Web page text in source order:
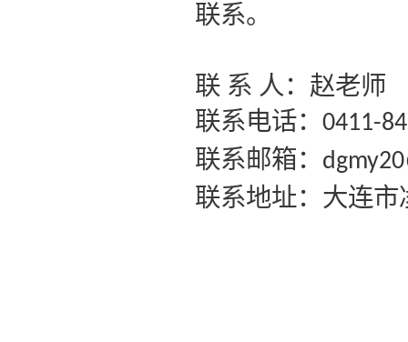
联系。
联 系 人：赵老师
联系电话： 0411-
联系邮箱：
联系地址：大连市